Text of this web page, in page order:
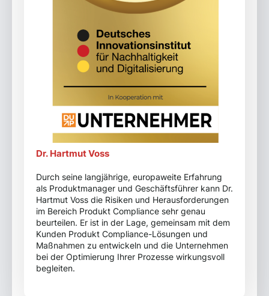
Dr. Hartmut Voss
Durch seine langjährige, europaweite Erfahrung
als Produktmanager und Geschäftsführer kann Dr.
Hartmut Voss die Risiken und Herausforderungen
im Bereich Produkt Compliance sehr genau
beurteilen. Er ist in der Lage, gemeinsam mit dem
Kunden Produkt Compliance-Lösungen und
Maßnahmen zu entwickeln und die Unternehmen
bei der Optimierung Ihrer Prozesse wirkungsvoll
begleiten.